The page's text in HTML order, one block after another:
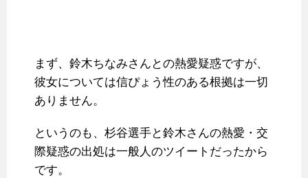
まず、鈴木ちなみさんとの熱愛疑惑ですが、
彼女については信ぴょう性のある根拠は一切
ありません。
というのも、杉谷選手と鈴木さんの熱愛・交
際疑惑の出処は一般人のツイートだったから
です。